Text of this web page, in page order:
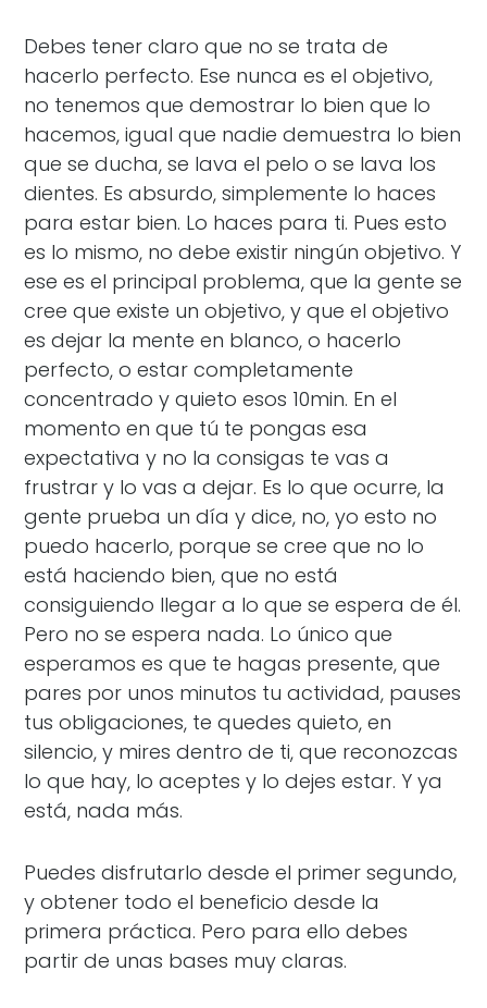
Debes tener claro que no se trata de
hacerlo perfecto. Ese nunca es el objetivo,
no tenemos que demostrar lo bien que lo
hacemos, igual que nadie demuestra lo bien
que se ducha, se lava el pelo o se lava los
dientes. Es absurdo, simplemente lo haces
para estar bien. Lo haces para ti. Pues esto
es lo mismo, no debe existir ningún objetivo. Y
ese es el principal problema, que la gente se
cree que existe un objetivo, y que el objetivo
es dejar la mente en blanco, o hacerlo
perfecto, o estar completamente
concentrado y quieto esos 10min. En el
momento en que tú te pongas esa
expectativa y no la consigas te vas a
frustrar y lo vas a dejar. Es lo que ocurre, la
gente prueba un día y dice, no, yo esto no
puedo hacerlo, porque se cree que no lo
está haciendo bien, que no está
consiguiendo llegar a lo que se espera de él.
Pero no se espera nada. Lo único que
esperamos es que te hagas presente, que
pares por unos minutos tu actividad, pauses
tus obligaciones, te quedes quieto, en
silencio, y mires dentro de ti, que reconozcas
lo que hay, lo aceptes y lo dejes estar. Y ya
está, nada más.
Puedes disfrutarlo desde el primer segundo,
y obtener todo el beneficio desde la
primera práctica. Pero para ello debes
partir de unas bases muy claras.